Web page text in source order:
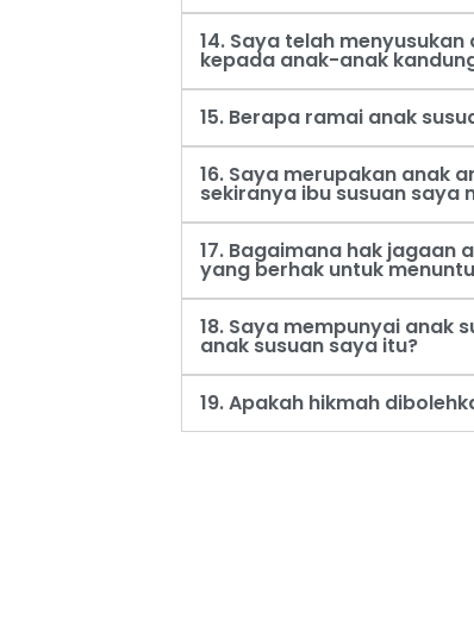
14. Saya telah
kepada anak-anak
15. Berapa ramai anak
16. Saya merupakan anak
sekiranya ibu susuan saya
17. Bagaimana hak jagaan
yang berhak untuk
18. Saya mempunyai anak
anak susuan saya itu?
19. Apakah hikmah